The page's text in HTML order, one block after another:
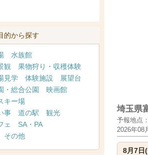
的から探す
水族館
観
果物狩り・収穫体験
見学 体験施設
展望台
・総合公園
映画館
キー場
事 道の駅
観光
ェ
SA・PA
その他
埼玉県
予報地点
2026年08
8月7日